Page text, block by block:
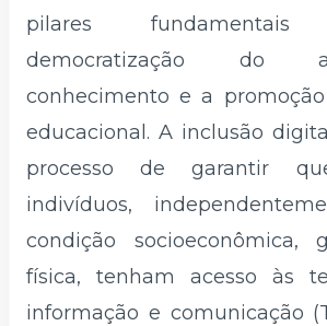
pilares
democratização do
conhecimento e a
educacional. A inclusão
processo de garantir
indivíduos,
condição socioeconômica,
física, tenham acesso às
informação e comunicação